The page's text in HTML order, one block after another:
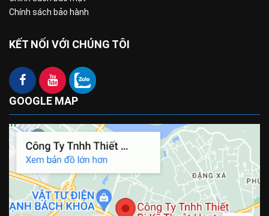
Chính sách bảo hành
KẾT NỐI VỚI CHÚNG TÔI
GOOGLE MAP